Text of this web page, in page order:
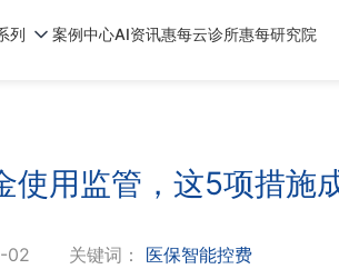
列 案例中心AI资讯惠每云诊所惠每研究院
使用监管，这5项措施
02 关键词： 医保智能控费